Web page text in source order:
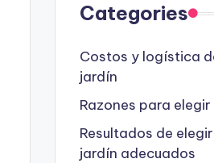
Categories
Costos y logística
jardín
Razones para
Resultados de
jardín adecuados